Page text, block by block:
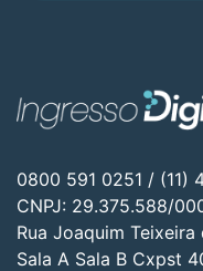
0800 591 0251 / (11)
CNPJ: 29.375.588/
Rua Joaquim
Sala A Sala B Cxpst